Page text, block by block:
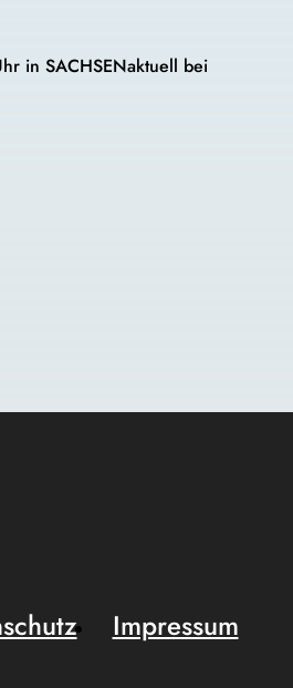
in SACHSENaktuell bei
Impressum